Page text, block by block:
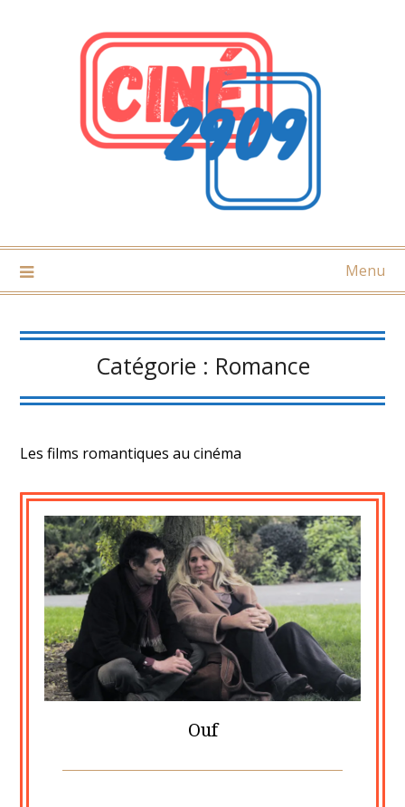
Menu
Catégorie : Romance
Les films romantiques au cinéma
Ouf